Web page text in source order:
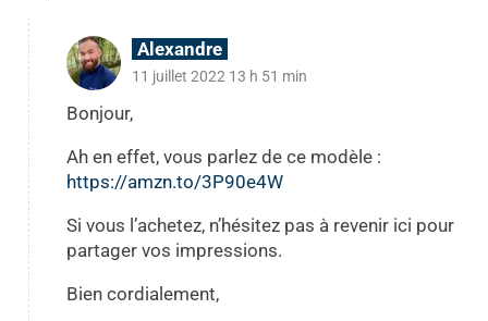
Alexandre
11 juillet 2022 13 h 51 min
Bonjour,
Ah en effet, vous parlez de ce modèle :
https://amzn.to/3P90e4W
Si vous l’achetez, n’hésitez pas à revenir ici pour
partager vos impressions.
Bien cordialement,